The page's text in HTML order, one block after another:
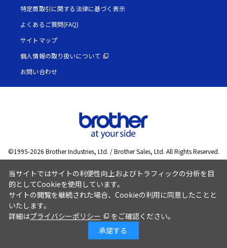
特定商取引に関する法律に基づく表示
よくあるご質問(FAQ)
サイトマップ
個人情報の取り扱いについて
お問い合わせ
©1995-2026 Brother Industries, Ltd. / Brother Sales, Ltd. All Rights Reserved.
当サイトではサイトの利便性向上およびトラフィックの分析を目
的としてCookieを使用しています。
サイトの閲覧を継続された場合、Cookieの利用に同意したことと
いたします。
詳細はプライバシーポリシー
をご確認ください。
承諾する